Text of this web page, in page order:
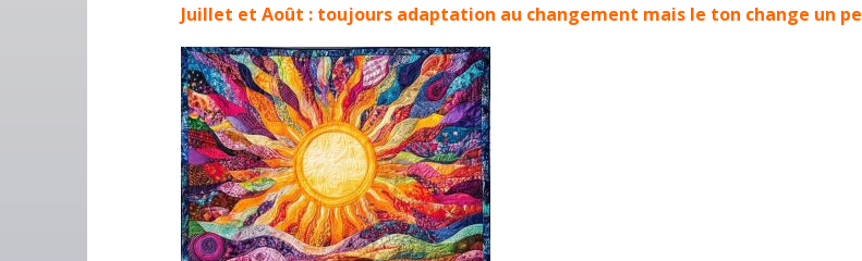
Juillet et Août : toujours adaptation au changement mais le ton change un